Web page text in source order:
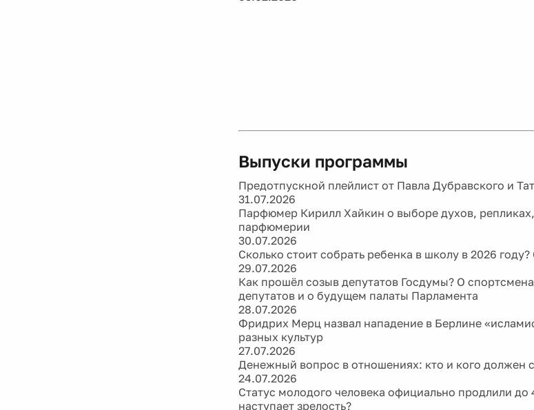
Выпуски программы
Предотпускной плейлист от Павла Дубравского и
31.07.2026
Парфюмер Кирилл Хайкин о выборе духов,
парфюмерии
30.07.2026
Сколько стоит собрать ребенка в школу в 2026
29.07.2026
Как прошёл созыв депутатов Госдумы? О
депутатов и о будущем палаты Парламента
28.07.2026
Фридрих Мерц назвал нападение в Берлине
разных культур
27.07.2026
Денежный вопрос в отношениях: кто и кого должен
24.07.2026
Статус молодого человека официально продлили до
наступает зрелость?